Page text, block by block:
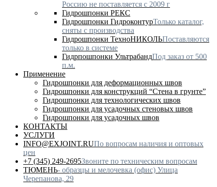
Россию не поставляется с 2009 г
Гидрошпонки РЕКС
Гидрошпонки ГидроконтурТолько каталог,
сняты с производства
Гидрошпонки ТехноНИКОЛЬПоставляются
только в системе
Гидрпошпонки УльтрабандПод заказ от 500
п.м.
Применение
Гидрошпонки для деформационных швов
Гидрошпонки для конструкций “Стена в грунте”
Гидрошпонки для технологических швов
Гидрошпонки для усадочных стеновых швов
Гидрошпонки для усадочных швов
КОНТАКТЫ
УСЛУГИ
INFO@EXJOINT.RUПо вопросам наличия и оптовых
цен
+7 (345) 249-2695Звоните по техническим вопросам
ТЮМЕНЬ- образцы и мелочевка (офис) Улица
Черепанова, 29